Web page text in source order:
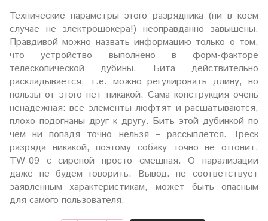
Технические параметры этого разрядника (ни в коем
случае не электрошокера!) неоправданно завышены.
Правдивой можно назвать информацию только о том,
что устройство выполнено в форм-факторе
телескопической дубины. Бита действительно
раскладывается, т.е. можно регулировать длину, но
пользы от этого нет никакой. Сама конструкция очень
ненадежная: все элементы люфтят и расшатываются,
плохо подогнаны друг к другу. Бить этой дубинкой по
чем ни попадя точно нельзя – рассыплется. Треск
разряда никакой, поэтому собаку точно не отгонит.
TW-09 с сиреной просто смешная. О парализации
даже не будем говорить. Вывод: не соответствует
заявленным характеристикам, может быть опасным
для самого пользователя.